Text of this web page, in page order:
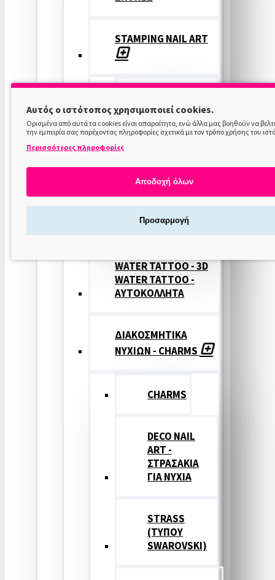
STAMPING NAIL ART
COLOR
ΝΥΧΙΩΝ
ΣΦΡΑΓΙΔΕΣ
ΝΥΧΙΩΝ
WATER TATTOO - 3D
WATER TATTOO -
ΑΥΤΟΚΟΛΛΗΤΑ
ΔΙΑΚΟΣΜΗΤΙΚΑ
ΝΥΧΙΩΝ - CHARMS
CHARMS
DECO NAIL
ART -
ΣΤΡΑΣΑΚΙΑ
ΓΙΑ ΝΥΧΙΑ
STRASS
(ΤΥΠΟΥ
SWAROVSKI)
Αυτός ο ιστότοπος χρησιμοποιεί cookies.
Ορισμένα από αυτά τα cookies είναι απαραίτητα, ενώ άλλα μας βοηθούν να
την εμπειρία σας παρέχοντας πληροφορίες σχετικά με τον τρόπο χρήσης του
Περισσότερες πληροφορίες
Αποδοχή όλων
Προσαρμογή